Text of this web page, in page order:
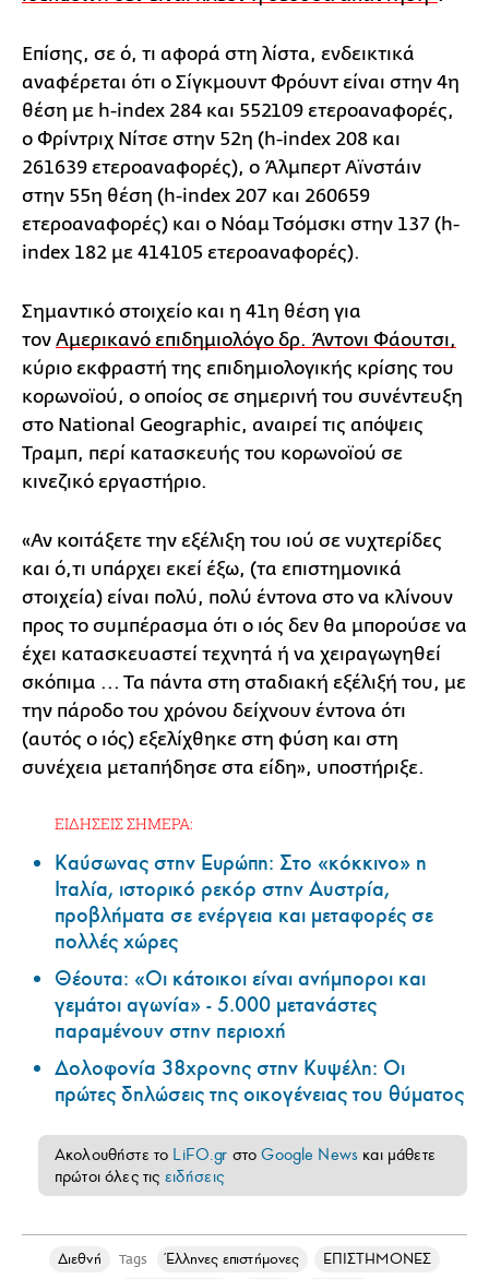
Επίσης, σε ό, τι αφορά στη λίστα, ενδεικτικά
αναφέρεται ότι ο Σίγκμουντ Φρόυντ είναι στην 4η
θέση με h-index 284 και 552109 ετεροαναφορές,
ο Φρίντριχ Νίτσε στην 52η (h-index 208 και
261639 ετεροαναφορές), ο Άλμπερτ Αϊνστάιν
στην 55η θέση (h-index 207 και 260659
ετεροαναφορές) και ο Νόαμ Τσόμσκι στην 137 (h-
index 182 με 414105 ετεροαναφορές).
Σημαντικό στοιχείο και η 41η θέση για
τον Αμερικανό επιδημιολόγο δρ. Άντονι Φάουτσι,
κύριο εκφραστή της επιδημιολογικής κρίσης του
κορωνοϊού, ο οποίος σε σημερινή του συνέντευξη
στο National Geographic, αναιρεί τις απόψεις
Τραμπ, περί κατασκευής του κορωνοϊού σε
κινεζικό εργαστήριο.
«Αν κοιτάξετε την εξέλιξη του ιού σε νυχτερίδες
και ό,τι υπάρχει εκεί έξω, (τα επιστημονικά
στοιχεία) είναι πολύ, πολύ έντονα στο να κλίνουν
προς το συμπέρασμα ότι ο ιός δεν θα μπορούσε να
έχει κατασκευαστεί τεχνητά ή να χειραγωγηθεί
σκόπιμα ... Τα πάντα στη σταδιακή εξέλιξή του, με
την πάροδο του χρόνου δείχνουν έντονα ότι
(αυτός ο ιός) εξελίχθηκε στη φύση και στη
συνέχεια μεταπήδησε στα είδη», υποστήριξε.
ΕΙΔΗΣΕΙΣ ΣΗΜΕΡΑ:
Καύσωνας στην Ευρώπη: Στο «κόκκινο» η
Ιταλία, ιστορικό ρεκόρ στην Αυστρία,
προβλήματα σε ενέργεια και μεταφορές σε
πολλές χώρες
Θέουτα: «Οι κάτοικοι είναι ανήμποροι και
γεμάτοι αγωνία» - 5.000 μετανάστες
παραμένουν στην περιοχή
Δολοφονία 38χρονης στην Κυψέλη: Οι
πρώτες δηλώσεις της οικογένειας του θύματος
Ακολουθήστε το LiFO.gr στοGoogle News και μάθετε
πρώτοι όλες τις ειδήσεις
Διεθνή Tags Έλληνες επιστήμονες
ΕΠΙΣΤΗΜΟΝΕΣ